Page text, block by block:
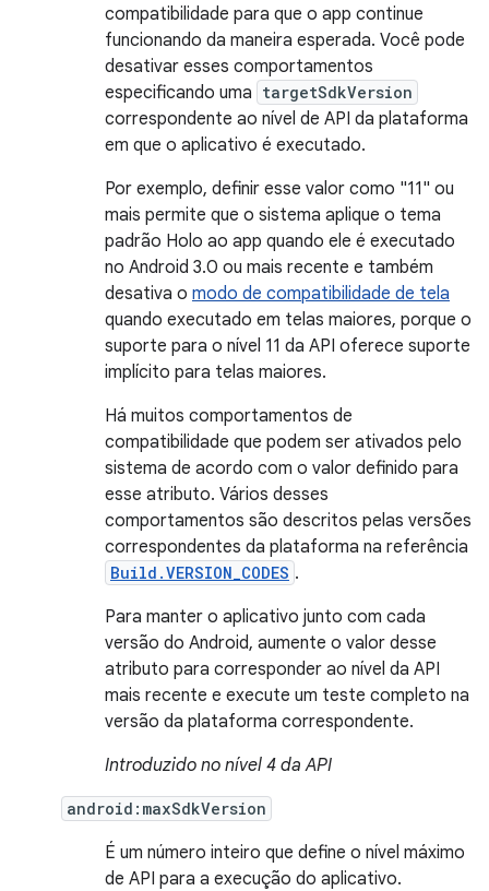
compatibilidade para que o app continue
funcionando da maneira esperada. Você pode
desativar esses comportamentos
especificando uma targetSdkVersion
correspondente ao nível de API da plataforma
em que o aplicativo é executado.
Por exemplo, definir esse valor como "11" ou
mais permite que o sistema aplique o tema
padrão Holo ao app quando ele é executado
no Android 3.0 ou mais recente e também
desativa o modo de compatibilidade de tela
quando executado em telas maiores, porque o
suporte para o nível 11 da API oferece suporte
implícito para telas maiores.
Há muitos comportamentos de
compatibilidade que podem ser ativados pelo
sistema de acordo com o valor definido para
esse atributo. Vários desses
comportamentos são descritos pelas versões
correspondentes da plataforma na referência
Build.VERSION_CODES .
Para manter o aplicativo junto com cada
versão do Android, aumente o valor desse
atributo para corresponder ao nível da API
mais recente e execute um teste completo na
versão da plataforma correspondente.
Introduzido no nível 4 da API
android:maxSdkVersion
É um número inteiro que define o nível máximo
de API para a execução do aplicativo.